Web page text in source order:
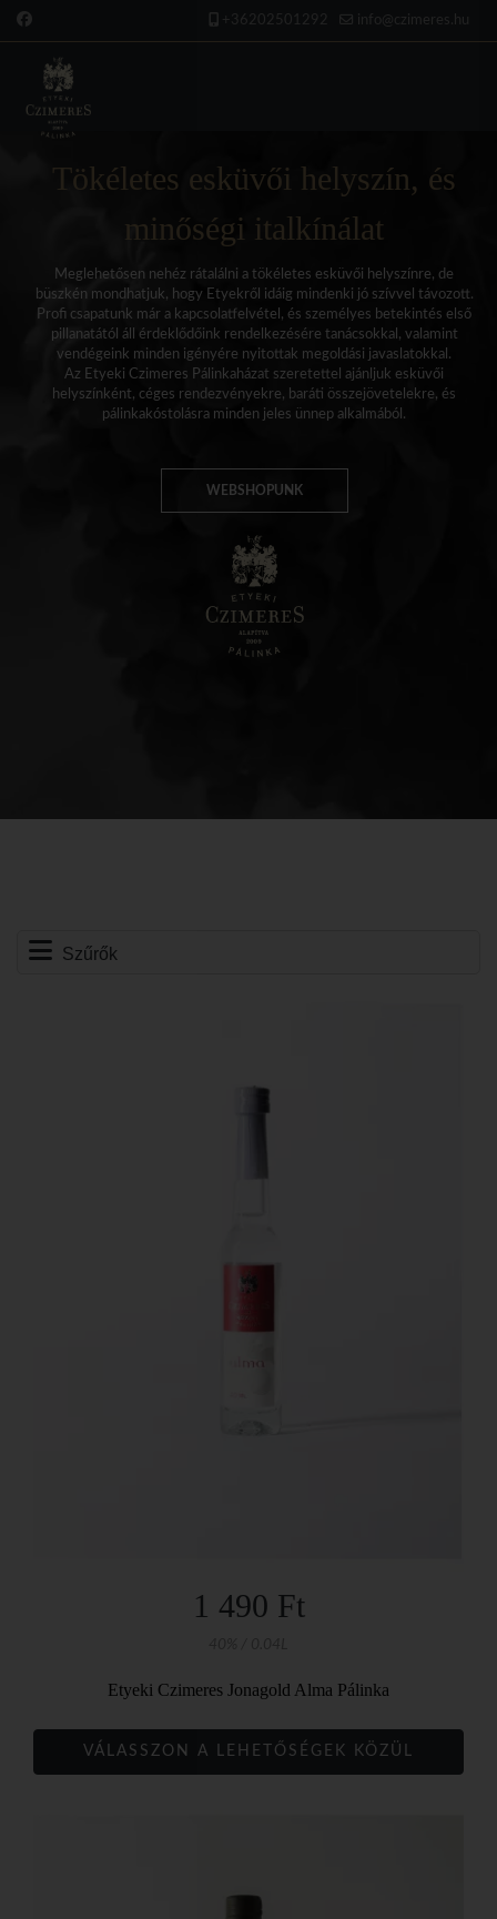
+36202501292 info@czimeres.hu
Tökéletes esküvői helyszín, és
minőségi italkínálat
Meglehetősen nehéz rátalálni a tökéletes esküvői helyszínre, de
büszkén mondhatjuk, hogy Etyekről idáig mindenki jó szívvel távozott.
Profi csapatunk már a kapcsolatfelvétel, és személyes betekintés első
pillanatától áll érdeklődőink rendelkezésére tanácsokkal, valamint
vendégeink minden igényére nyitottak megoldási javaslatokkal.
Az Etyeki Czimeres Pálinkaházat szeretettel ajánljuk esküvői
helyszínként, céges rendezvényekre, baráti összejövetelekre, és
pálinkakóstolásra minden jeles ünnep alkalmából.
WEBSHOPUNK
Szűrők
1 490 Ft
Etyeki Czimeres Jonagold Alma Pálinka
VÁLASSZON A LEHETŐSÉGEK KÖZÜL